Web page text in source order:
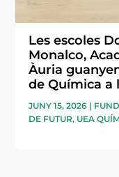
Les escoles
Monalco,
Àuria
de Química a
JUNY 15, 2026 |
DE FUTUR, UEA